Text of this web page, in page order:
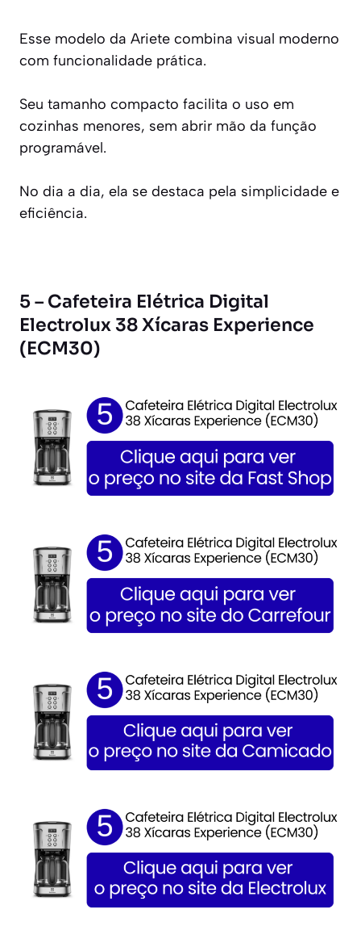
Esse modelo da Ariete combina visual moderno
com funcionalidade prática.
Seu tamanho compacto facilita o uso em
cozinhas menores, sem abrir mão da função
programável.
No dia a dia, ela se destaca pela simplicidade e
eficiência.
5 – Cafeteira Elétrica Digital
Electrolux 38 Xícaras Experience
(ECM30)